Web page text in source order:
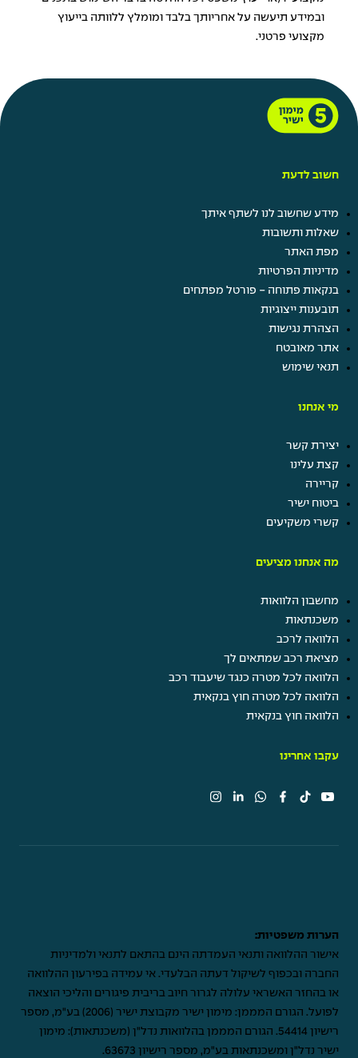
ובמידע תיעשה על אחריותך בלבד ומומלץ ללוותה בייעוץ
מקצועי פרטני.
חשוב לדעת
מידע שחשוב לנו לשתף איתך
שאלות ותשובות
מפת האתר
מדיניות הפרטיות
בנקאות פתוחה - פורטל מפתחים
תובענות ייצוגיות
הצהרת נגישות
אתר מאובטח
תנאי שימוש
מי אנחנו
יצירת קשר
קצת עלינו
קריירה
ביטוח ישיר
קשרי משקיעים
מה אנחנו מציעים
מחשבון הלוואות
משכנתאות
הלוואה לרכב
מציאת רכב שמתאים לך
הלוואה לכל מטרה כנגד שיעבוד רכב
הלוואה לכל מטרה חוץ בנקאית
הלוואה חוץ בנקאית
עקבו אחרינו
הערות משפטיות:
אישור ההלוואה ותנאי העמדתה הינם בהתאם לתנאי ולמדיניות
החברה ובכפוף לשיקול דעתה הבלעדי. אי עמידה בפירעון ההלוואה
או בהחזר האשראי עלולה לגרור חיוב בריבית פיגורים והליכי הוצאה
לפועל. הגורם המממן: מימון ישיר מקבוצת ישיר (2006) בע"מ, מספר
רישיון 54414. הגורם המממן בהלוואות נדל"ן (משכנתאות): מימון
ישיר נדל"ן ומשכנתאות בע"מ, מספר רישיון 63673.